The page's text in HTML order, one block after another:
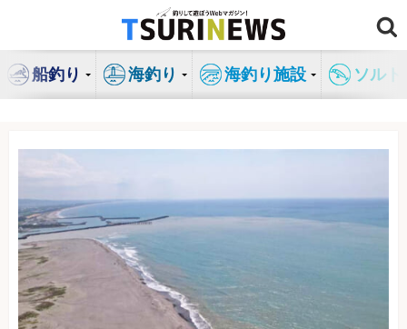
ン
船釣り 海釣り 海釣り施設 ソル